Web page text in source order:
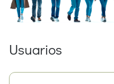
Usuarios